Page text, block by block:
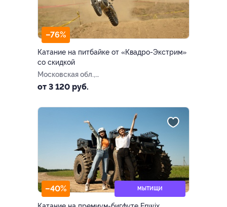
–76%
Катание на питбайке от «Квадро-Экстрим»
со скидкой
Московская обл.,
Мытищинский р-н, дер.
от 3 120 руб.
–40% МЫТИЩИ